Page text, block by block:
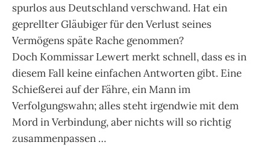
spurlos aus Deutschland verschwand. Hat ein
geprellter Gläubiger für den Verlust seines
Vermögens späte Rache genommen?
Doch Kommissar Lewert merkt schnell, dass es in
diesem Fall keine einfachen Antworten gibt. Eine
Schießerei auf der Fähre, ein Mann im
Verfolgungswahn; alles steht irgendwie mit dem
Mord in Verbindung, aber nichts will so richtig
zusammenpassen …